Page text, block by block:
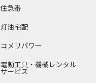
住急番
灯油宅配
コメリパワー
電動工具・機械レンタル
サービス